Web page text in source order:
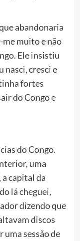
abandonaria
me muito e não
Ele insistiu
nasci, cresci e
fortes
do Congo e
do Congo.
uma
capital da
lá cheguei,
dizendo que
discos
uma sessão de